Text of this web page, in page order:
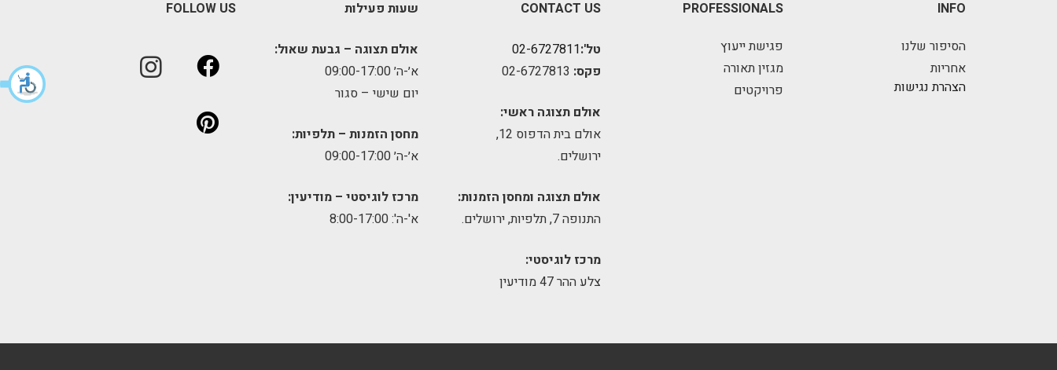
INFO
הסיפור שלנו
אחריות
הצהרת נגישות
PROFESSIONALS
פגישת ייעוץ
מגזין תאורה
פרויקטים
CONTACT US
טל':02-6727811
פקס:
אולם תצוגה ראשי:
אולם בית הדפוס 12,
ירושלים.
אולם תצוגה ומחסן הזמנות:
התנופה 7, תלפיות, ירושלים.
מרכז לוגיסטי:
צלע ההר 47 מודיעין
שעות פעילות
אולם תצוגה – גבעת שאול:
א׳-ה׳ 09:00-17:00
יום שישי – סגור
מחסן הזמנות – תלפיות:
א׳-ה׳ 09:00-17:00
מרכז לוגיסטי – מודיעין:
א'-ה': 8:00-17:00
FOLLOW US